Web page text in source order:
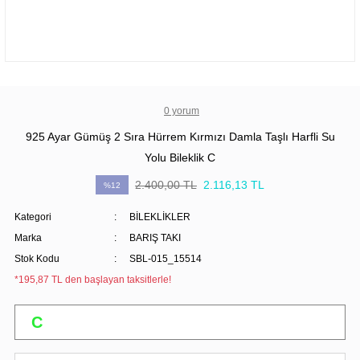
0 yorum
925 Ayar Gümüş 2 Sıra Hürrem Kırmızı Damla Taşlı Harfli Su
Yolu Bileklik C
%12 2.400,00 TL 2.116,13 TL
Kategori
BİLEKLİKLER
Marka
BARIŞ TAKI
Stok Kodu
SBL-015_15514
*195,87 TL den başlayan taksitlerle!